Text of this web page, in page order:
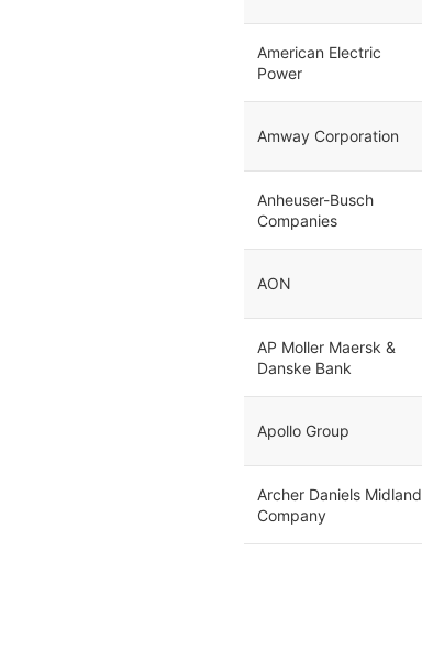
American Electric
Power
Amway Corporation
Anheuser-Busch
Companies
AON
AP Moller Maersk &
Danske Bank
Apollo Group
Archer Daniels Midland
Company